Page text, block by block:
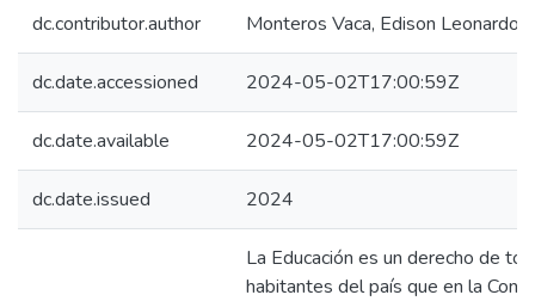
dc.contributor.author Monteros Vaca, Edison Leonardo
dc.date.accessioned 2024-05-02T17:00:59Z
dc.date.available 2024-05-02T17:00:59Z
dc.date.issued 2024
La Educación es un derecho de
habitantes del país que en la